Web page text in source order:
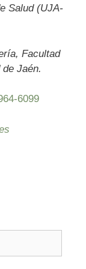
Salud (UJA-
Facultad
Jaén.
6099